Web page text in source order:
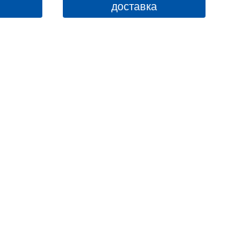
доставка